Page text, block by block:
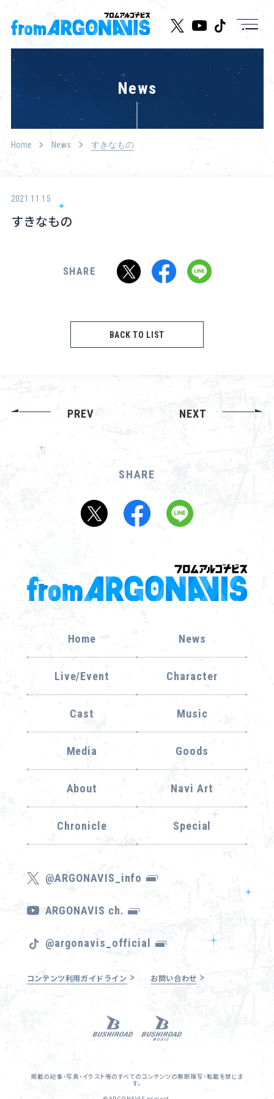
Live/Event
Character
About
Chronicle
News
Home News すきなもの
2021.11.15
すきなもの
SHARE
BACK TO LIST
PREV NEXT
Home News
Live/Event Character
Cast Music
Media Goods
About Navi Art
Chronicle Special
@ARGONAVIS_info
ARGONAVIS ch.
@argonavis_official
コンテンツ利用ガイドライン お問い合わせ
掲載の記事・写真・イラスト等のすべてのコンテンツの無断複写・転載を禁じま
す。
SHARE